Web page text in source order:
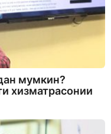
мумкин?
хизматрасонии